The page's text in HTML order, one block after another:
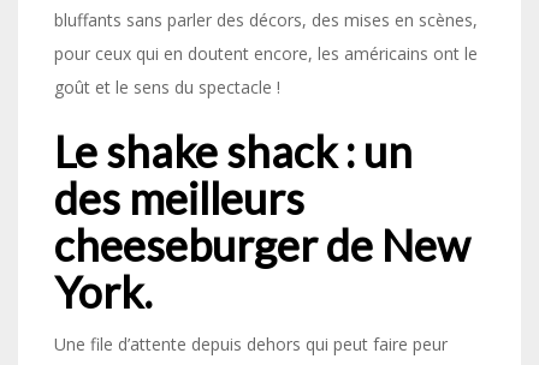
bluffants sans parler des décors, des mises en scènes,
pour ceux qui en doutent encore, les américains ont le
goût et le sens du spectacle !
Le shake shack : un
des meilleurs
cheeseburger de New
York.
Une file d’attente depuis dehors qui peut faire peur